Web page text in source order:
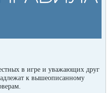
в игре и уважающих друг
к вышеописанному